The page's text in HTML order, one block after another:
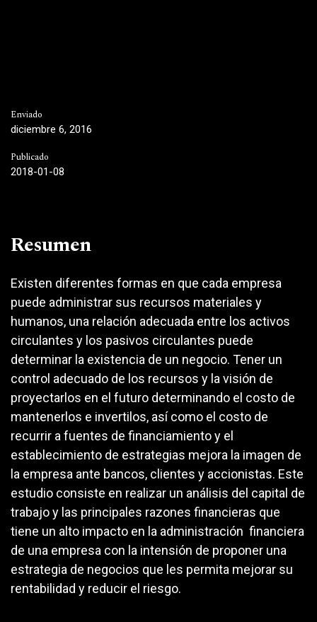
Enviado
diciembre 6, 2016
Publicado
2018-01-08
Resumen
Existen diferentes formas en que cada empresa
puede administrar sus recursos materiales y
humanos, una relación adecuada entre los activos
circulantes y los pasivos circulantes puede
determinar la existencia de un negocio. Tener un
control adecuado de los recursos y la visión de
proyectarlos en el futuro determinando el costo de
mantenerlos e invertilos, así como el costo de
recurrir a fuentes de financiamiento y el
establecimiento de estrategias mejora la imagen de
la empresa ante bancos, clientes y accionistas. Este
estudio consiste en realizar un análisis del capital de
trabajo y las principales razones financieras que
tiene un alto impacto en la administración financiera
de una empresa con la intensión de proponer una
estrategia de negocios que les permita mejorar su
rentabilidad y reducir el riesgo.